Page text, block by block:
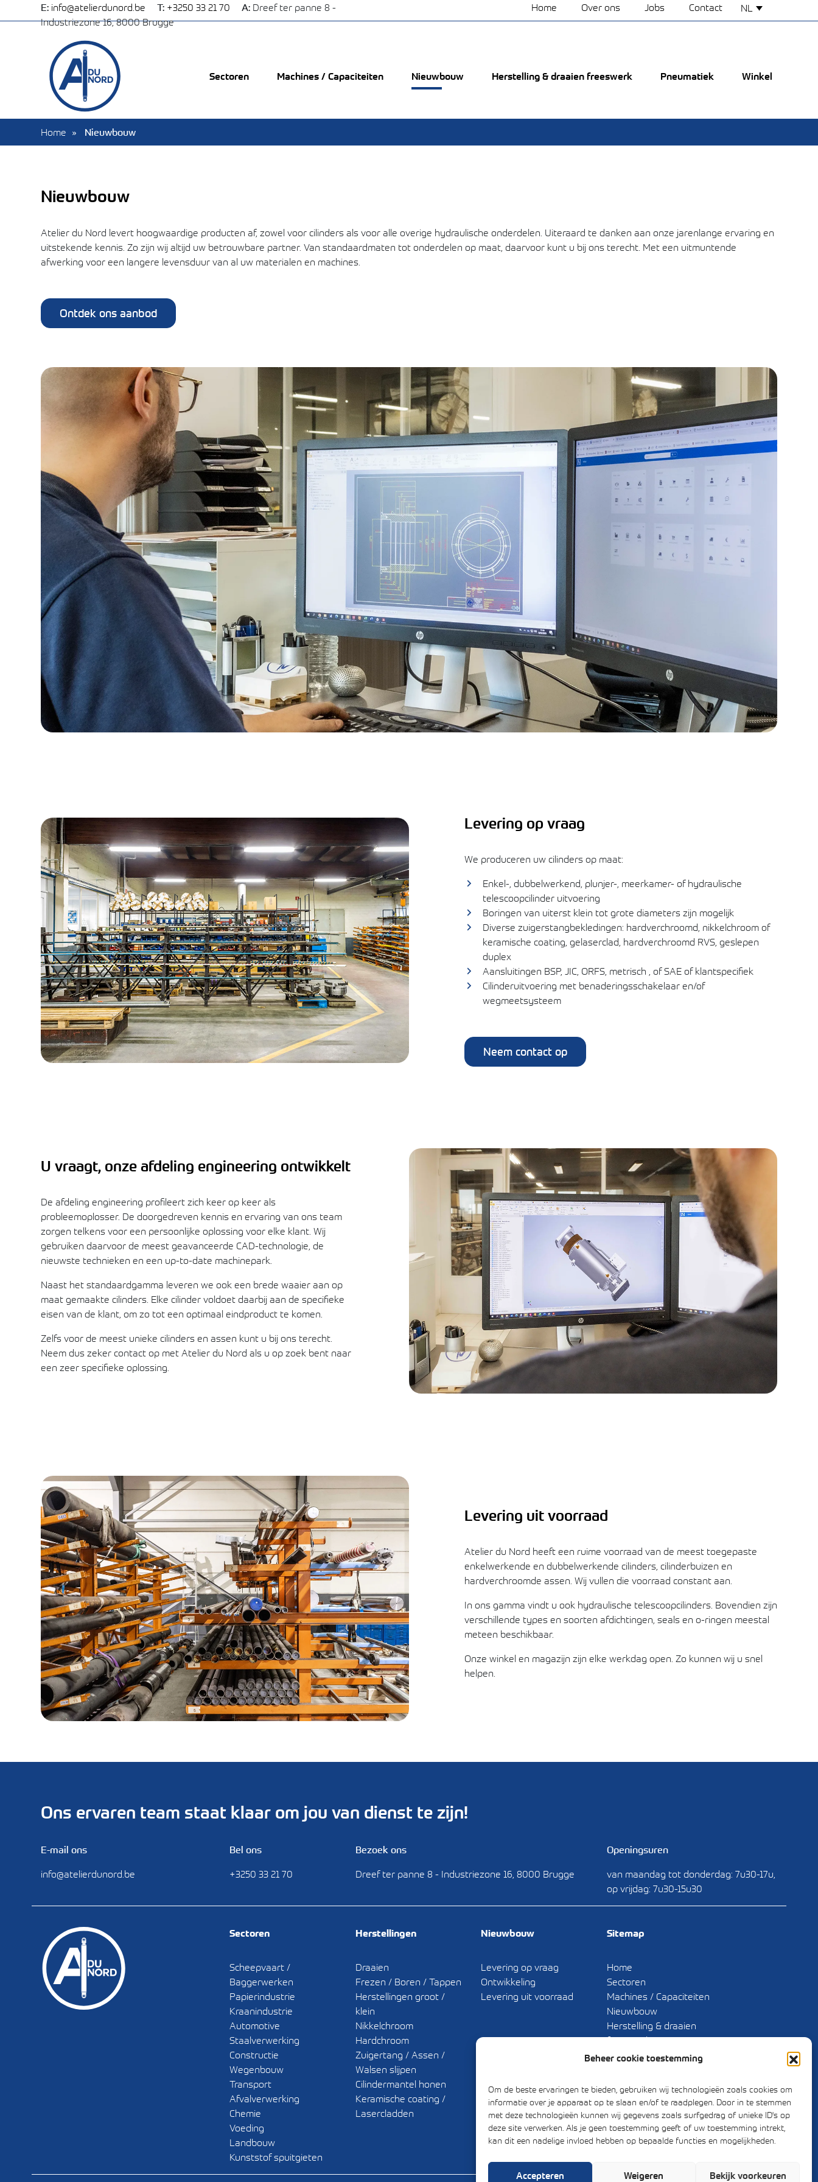
Beheer cookie toestemming
Om de beste ervaringen te bieden, gebruiken wij technologieën zoals cookies om
informatie over je apparaat op te slaan en/of te raadplegen. Door in te stemmen
met deze technologieën kunnen wij gegevens zoals surfgedrag of unieke ID's op
deze site verwerken. Als je geen toestemming geeft of uw toestemming intrekt,
kan dit een nadelige invloed hebben op bepaalde functies en mogelijkheden.
Accepteren Weigeren Bekijk voorkeuren
E: info@atelierdunord.be T: +3250 33 21 70 A: Dreef ter panne 8 -
Industriezone 16, 8000 Brugge
Home Over ons Jobs Contact NL
Sectoren Machines / Capaciteiten Nieuwbouw Herstelling & draaien freeswerk Pneumatiek Winkel
Home Nieuwbouw
Nieuwbouw
Atelier du Nord levert hoogwaardige producten af, zowel voor cilinders als voor alle overige hydraulische onderdelen. Uiteraard te danken aan onze jarenlange ervaring en
uitstekende kennis. Zo zijn wij altijd uw betrouwbare partner. Van standaardmaten tot onderdelen op maat, daarvoor kunt u bij ons terecht. Met een uitmuntende
afwerking voor een langere levensduur van al uw materialen en machines.
Ontdek ons aanbod
Levering op vraag
We produceren uw cilinders op maat:
Enkel-, dubbelwerkend, plunjer-, meerkamer- of hydraulische
telescoopcilinder uitvoering
Boringen van uiterst klein tot grote diameters zijn mogelijk
Diverse zuigerstangbekledingen: hardverchroomd, nikkelchroom of
keramische coating, gelaserclad, hardverchroomd RVS, geslepen
duplex
Aansluitingen BSP, JIC, ORFS, metrisch , of SAE of klantspecifiek
Cilinderuitvoering met benaderingsschakelaar en/of
wegmeetsysteem
Neem contact op
U vraagt, onze afdeling engineering ontwikkelt
De afdeling engineering profileert zich keer op keer als
probleemoplosser. De doorgedreven kennis en ervaring van ons team
zorgen telkens voor een persoonlijke oplossing voor elke klant. Wij
gebruiken daarvoor de meest geavanceerde CAD-technologie, de
nieuwste technieken en een up-to-date machinepark.
Naast het standaardgamma leveren we ook een brede waaier aan op
maat gemaakte cilinders. Elke cilinder voldoet daarbij aan de specifieke
eisen van de klant, om zo tot een optimaal eindproduct te komen.
Zelfs voor de meest unieke cilinders en assen kunt u bij ons terecht.
Neem dus zeker contact op met Atelier du Nord als u op zoek bent naar
een zeer specifieke oplossing.
Levering uit voorraad
Atelier du Nord heeft een ruime voorraad van de meest toegepaste
enkelwerkende en dubbelwerkende cilinders, cilinderbuizen en
hardverchroomde assen. Wij vullen die voorraad constant aan.
In ons gamma vindt u ook hydraulische telescoopcilinders. Bovendien zijn
verschillende types en soorten afdichtingen, seals en o-ringen meestal
meteen beschikbaar.
Onze winkel en magazijn zijn elke werkdag open. Zo kunnen wij u snel
helpen.
Ons ervaren team staat klaar om jou van dienst te zijn!
E-mail ons
info@atelierdunord.be
Bel ons
+3250 33 21 70
Bezoek ons
Dreef ter panne 8 - Industriezone 16, 8000 Brugge
Openingsuren
van maandag tot donderdag: 7u30-17u,
op vrijdag: 7u30-15u30
Sectoren
Scheepvaart /
Baggerwerken
Papierindustrie
Kraanindustrie
Automotive
Staalverwerking
Constructie
Wegenbouw
Transport
Afvalverwerking
Chemie
Voeding
Landbouw
Kunststof spuitgieten
Herstellingen
Draaien
Frezen / Boren / Tappen
Herstellingen groot /
klein
Nikkelchroom
Hardchroom
Zuigertang / Assen /
Walsen slijpen
Cilindermantel honen
Keramische coating /
Lasercladden
Nieuwbouw
Levering op vraag
Ontwikkeling
Levering uit voorraad
Sitemap
Home
Sectoren
Machines / Capaciteiten
Nieuwbouw
Herstelling & draaien
freeswerk
Pneumatiek
Over ons
Contact